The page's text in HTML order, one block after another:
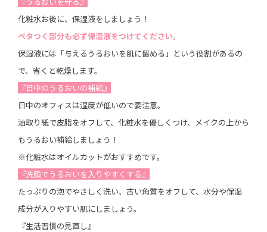
化粧水お後に、保湿液をしましょう！
ベタつく部分も必ず保湿液をつけてください。
保湿液には「与えるうるおいを肌に留める」という役割があるの
で、省くと乾燥します。
『日中のうるおいの補給』
日中のオフィスは湿度が低いので要注意。
油取り紙で皮脂をオフして、化粧水を優しくつけ、メイクの上から
もうるおい補給しましょう！
※化粧水はオイルカットがおすすめです。
『洗顔でうるおいを入りやすくする』
たっぷりの泡でやさしく洗い、古い角質をオフして、水分や保湿
成分が入りやすい肌にしましょう。
『生活習慣の見直し』